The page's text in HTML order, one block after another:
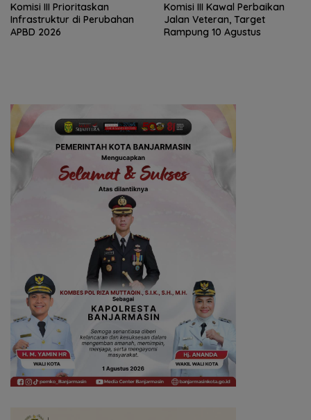
‎Komisi III Prioritaskan
Infrastruktur di Perubahan
APBD 2026
Komisi III Kawal Perbaikan
Jalan Veteran, Target
Rampung 10 Agustus